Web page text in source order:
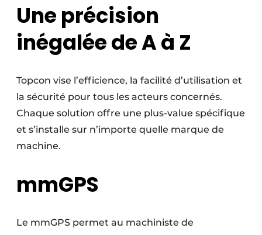
Une précision
inégalée de A à Z
Topcon vise l’efficience, la facilité d’utilisation et
la sécurité pour tous les acteurs concernés.
Chaque solution offre une plus-value spécifique
et s’installe sur n’importe quelle marque de
machine.
mmGPS
Le mmGPS permet au machiniste de